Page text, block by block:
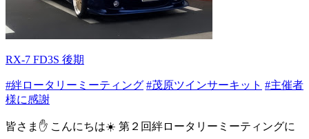
RX-7 FD3S 後期
#絆ロータリーミーティング #茂原ツインサーキット #主催者
様に感謝
皆さま✋ こんにちは☀️ 第２回絆ロータリーミーティングに